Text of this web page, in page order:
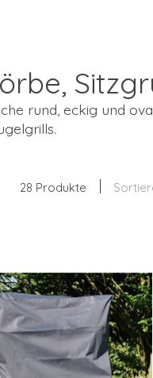
rund, eckig und
28 Produkte